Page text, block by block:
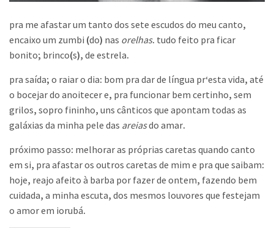
pra me afastar um tanto dos sete escudos do meu canto,
encaixo um zumbi (do) nas orelhas. tudo feito pra ficar
bonito; brinco(s), de estrela.
pra saída; o raiar o dia: bom pra dar de língua pr‘esta vida, até
o bocejar do anoitecer e, pra funcionar bem certinho, sem
grilos, sopro fininho, uns cânticos que apontam todas as
galáxias da minha pele das areiasdo amar.
próximo passo: melhorar as próprias caretas quando canto
em si, pra afastar os outros caretas de mim e pra que saibam:
hoje, reajo afeito à barba por fazer de ontem, fazendo bem
cuidada, a minha escuta, dos mesmos louvores que festejam
o amor em iorubá.